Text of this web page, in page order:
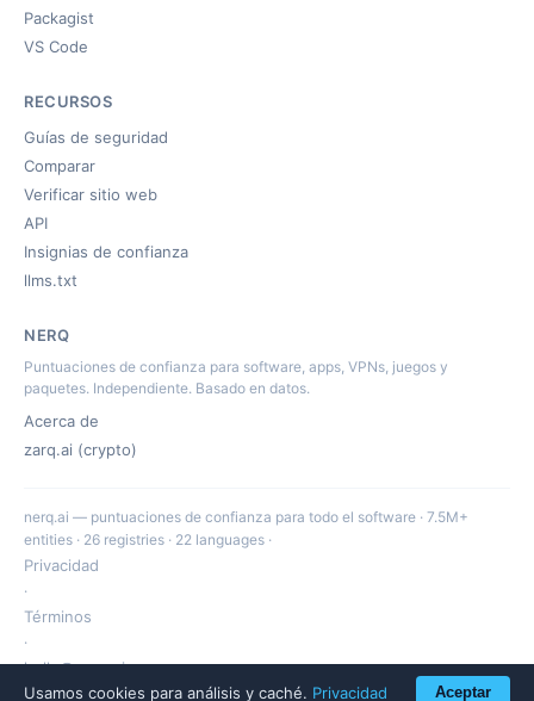
Packagist
VS Code
RECURSOS
Guías de seguridad
Comparar
Verificar sitio web
API
Insignias de confianza
llms.txt
NERQ
Puntuaciones de confianza para software, apps, VPNs, juegos y
paquetes. Independiente. Basado en datos.
Acerca de
zarq.ai (crypto)
nerq.ai — puntuaciones de confianza para todo el software · 7.5M+
entities · 26 registries · 22 languages ·
Privacidad
·
Términos
·
hello@nerq.ai
Usamos cookies para análisis y caché. Privacidad Aceptar